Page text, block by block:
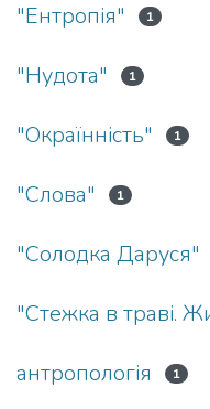
"Ентропія" 1
"Нудота" 1
"Окраїнність" 1
"Слова" 1
"Солодка Даруся"
"Стежка в траві.
антропологія 1